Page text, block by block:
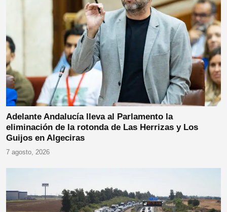
Adelante Andalucía lleva al Parlamento la
eliminación de la rotonda de Las Herrizas y Los
Guijos en Algeciras
7 agosto, 2026